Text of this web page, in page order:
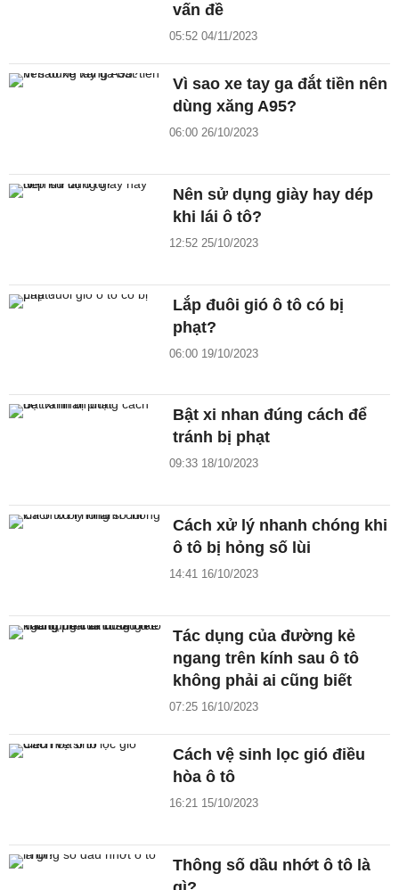
vấn đề
05:52 04/11/2023
Vì sao xe tay ga đắt tiền nên
dùng xăng A95?
06:00 26/10/2023
Nên sử dụng giày hay dép
khi lái ô tô?
12:52 25/10/2023
Lắp đuôi gió ô tô có bị
phạt?
06:00 19/10/2023
Bật xi nhan đúng cách để
tránh bị phạt
09:33 18/10/2023
Cách xử lý nhanh chóng khi
ô tô bị hỏng số lùi
14:41 16/10/2023
Tác dụng của đường kẻ
ngang trên kính sau ô tô
không phải ai cũng biết
07:25 16/10/2023
Cách vệ sinh lọc gió điều
hòa ô tô
16:21 15/10/2023
Thông số dầu nhớt ô tô là